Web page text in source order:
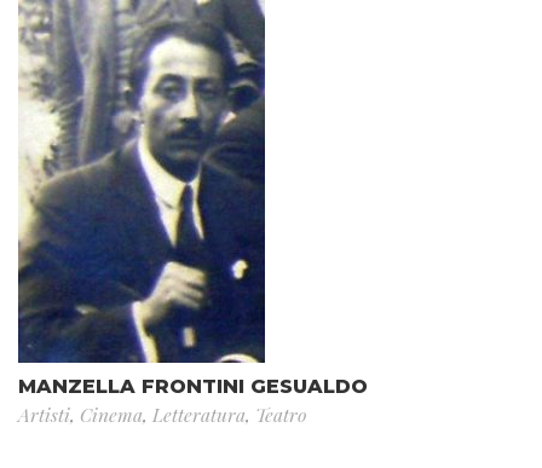
MANZELLA FRONTINI GESUALDO
Artisti, Cinema, Letteratura, Teatro